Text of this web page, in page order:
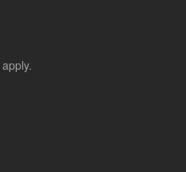
apply.